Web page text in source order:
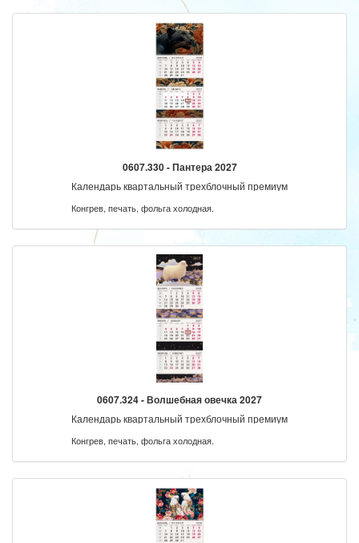
0607.330 - Пантера 2027
Календарь квартальный трехблочный премиум
Конгрев, печать, фольга холодная.
0607.324 - Волшебная овечка 2027
Календарь квартальный трехблочный премиум
Конгрев, печать, фольга холодная.